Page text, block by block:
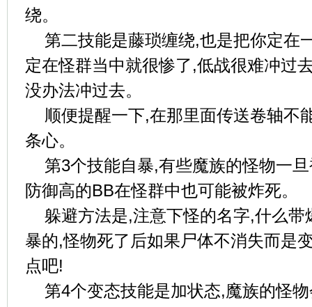
绕。
第二技能是藤琐缠绕,也是把你定在
定在怪群当中就很惨了,低战很难冲过
没办法冲过去。
顺便提醒一下,在那里面传送卷轴不
条心。
第3个技能自暴,有些魔族的怪物一
防御高的BB在怪群中也可能被炸死。
躲避方法是,注意下怪的名字,什么
暴的,怪物死了后如果尸体不消失而是
点吧!
第4个变态技能是加状态,魔族的怪